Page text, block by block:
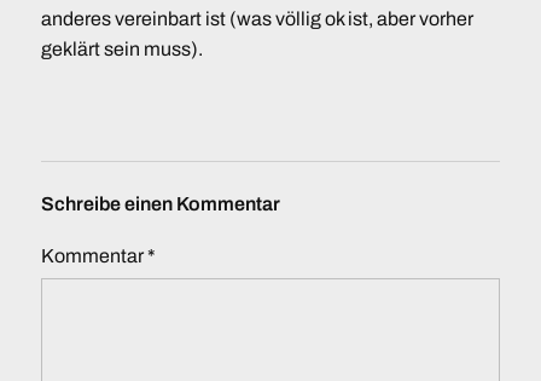
anderes vereinbart ist (was völlig ok ist, aber vorher
geklärt sein muss).
Schreibe einen Kommentar
Kommentar*